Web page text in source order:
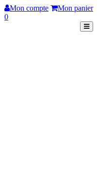
Mon compte
Mon panier
0